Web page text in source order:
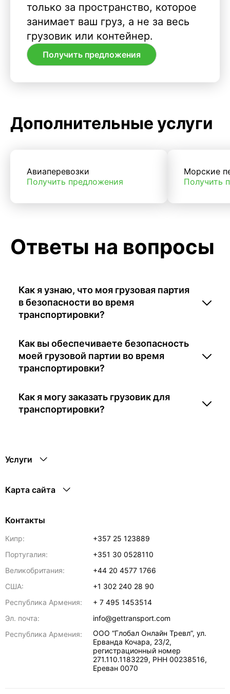
только за пространство, которое
занимает ваш груз, а не за весь
грузовик или контейнер.
Получить предложения
Дополнительные услуги
Авиаперевозки
Получить предложения
Морские
Получить
Ответы на вопросы
Как я узнаю, что моя грузовая партия
в безопасности во время
транспортировки?
Как вы обеспечиваете безопасность
моей грузовой партии во время
транспортировки?
Как я могу заказать грузовик для
транспортировки?
Услуги
Карта сайта
Контакты
Кипр:
+357 25 123889
Португалия:
+351 30 0528110
Великобритания:
+44 20 4577 1766
США:
+1 302 240 28 90
Республика Армения:
+ 7 495 1453514
Эл. почта:
info@gettransport.com
Республика Армения:
ООО “Глобал Онлайн Тревл”, ул.
Ерванда Кочара, 23/2,
регистрационный номер
271.110.1183229, РНН 00238516,
Ереван 0070